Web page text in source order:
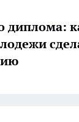
диплома: